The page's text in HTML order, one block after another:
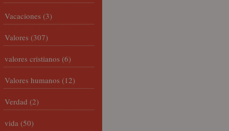
Vacaciones (3)
Valores (307)
valores cristianos (6)
Valores humanos (12)
Verdad (2)
vida (50)